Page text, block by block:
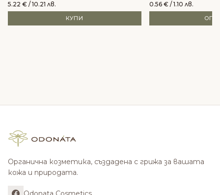
5.22 € / 10.21 лв.
КУПИ
0.56 € / 1.10 лв.
Органична козметика, създадена с грижа за вашата
кожа и природата.